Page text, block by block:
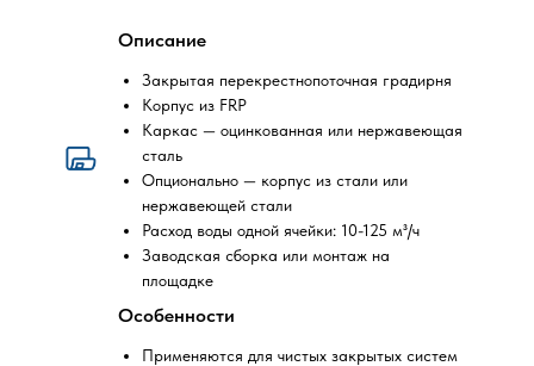
Описание
Закрытая перекрестнопоточная градирня
Корпус из FRP
Каркас — оцинкованная или нержавеющая
сталь
Опционально — корпус из стали или
нержавеющей стали
Расход воды одной ячейки: 10-125 м³/ч
Заводская сборка или монтаж на
площадке
Применяются для чистых закрытых систем
Особенности